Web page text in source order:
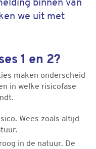
binnen van
we uit met
1 en 2?
maken onderscheid
in welke risicofase
Wees zoals altijd
in de natuur. De